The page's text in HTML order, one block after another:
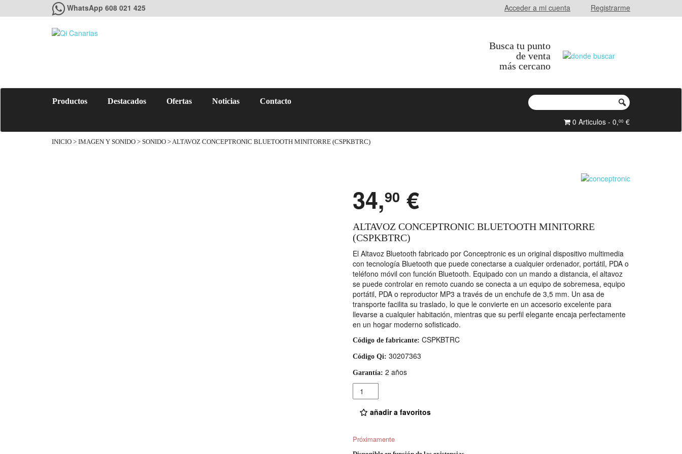
WhatsApp 608 021 425 Acceder a mi cuenta Registrarme
Busca tu punto
de venta
más cercano
Productos Destacados Ofertas Noticias Contacto
0 Articulos - 0,00 €
INICIO > IMAGEN Y SONIDO > SONIDO > ALTAVOZ CONCEPTRONIC BLUETOOTH MINITORRE (CSPKBTRC)
34,90 €
ALTAVOZ CONCEPTRONIC BLUETOOTH MINITORRE
(CSPKBTRC)
El Altavoz Bluetooth fabricado por Conceptronic es un original dispositivo multimedia
con tecnología Bluetooth que puede conectarse a cualquier ordenador, portátil, PDA o
teléfono móvil con función Bluetooth. Equipado con un mando a distancia, el altavoz
se puede controlar en remoto cuando se conecta a un equipo de sobremesa, equipo
portátil, PDA o reproductor MP3 a través de un enchufe de 3,5 mm. Un asa de
transporte facilita su traslado, lo que le convierte en un accesorio excelente para
llevarse a cualquier habitación, mientras que su perfil elegante encaja perfectamente
en un hogar moderno sofisticado.
Código de fabricante: CSPKBTRC
Código Qi: 30207363
Garantía: 2 años
Cantidad
añadir a favoritos
Próximamente